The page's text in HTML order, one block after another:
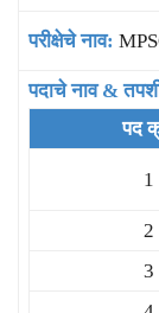
परीक्षेचे नाव:
पदाचे नाव &
पद
1
2
3